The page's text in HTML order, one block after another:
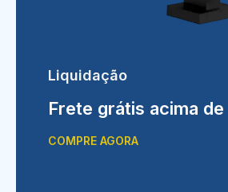
Liquidação
Frete grátis acima
COMPRE AGORA